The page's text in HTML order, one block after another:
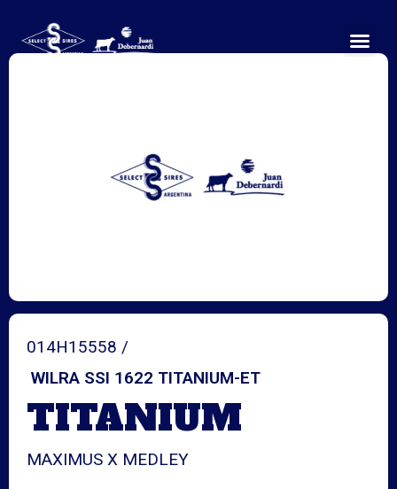
contenido
014H15558 /
WILRA SSI 1622 TITANIUM-ET
TITANIUM
MAXIMUS X MEDLEY